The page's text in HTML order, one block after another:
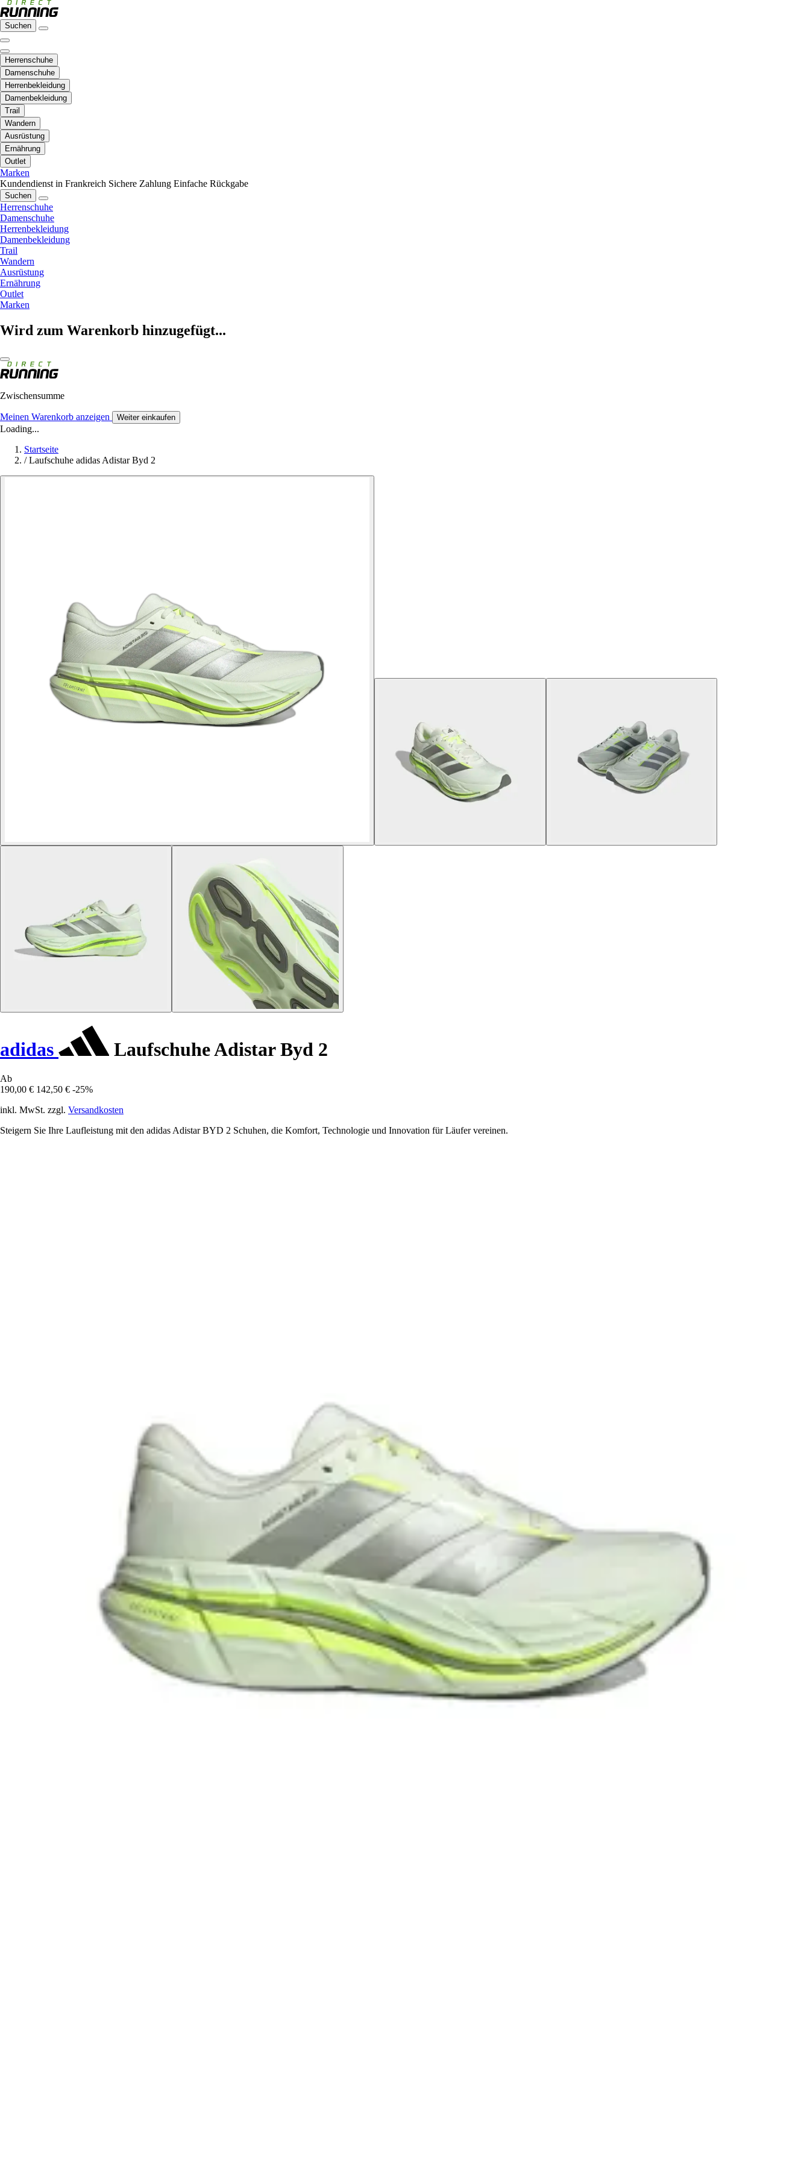
Suchen
Herrenschuhe
Damenschuhe
Herrenbekleidung
Damenbekleidung
Trail
Wandern
Ausrüstung
Ernährung
Outlet
Marken
Kundendienst in Frankreich Sichere Zahlung Einfache Rückgabe
Suchen
Herrenschuhe
Damenschuhe
Herrenbekleidung
Damenbekleidung
Trail
Wandern
Ausrüstung
Ernährung
Outlet
Marken
Wird zum Warenkorb hinzugefügt...
Zwischensumme
Meinen Warenkorb anzeigen Weiter einkaufen
Loading...
Startseite
/ Laufschuhe adidas Adistar Byd 2
adidas Laufschuhe Adistar Byd 2
Ab
190,00 € 142,50 € -25%
inkl. MwSt. zzgl. Versandkosten
Steigern Sie Ihre Laufleistung mit den adidas Adistar BYD 2 Schuhen, die Komfort, Technologie und Innovation für Läufer vereinen.